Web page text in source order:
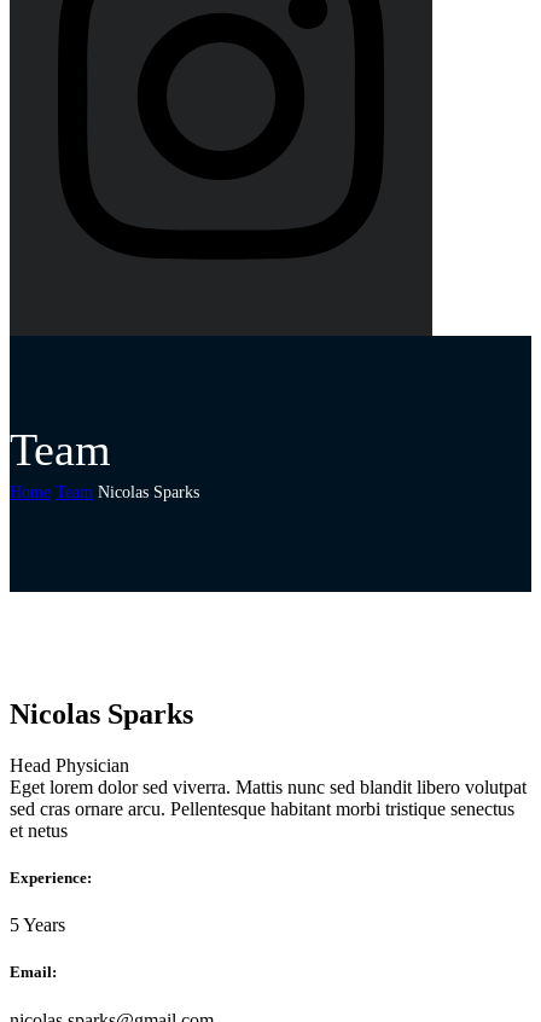
Team
Home Team Nicolas Sparks
Nicolas Sparks
Head Physician
Eget lorem dolor sed viverra. Mattis nunc sed blandit libero volutpat
sed cras ornare arcu. Pellentesque habitant morbi tristique senectus
et netus
Experience:
5 Years
Email: